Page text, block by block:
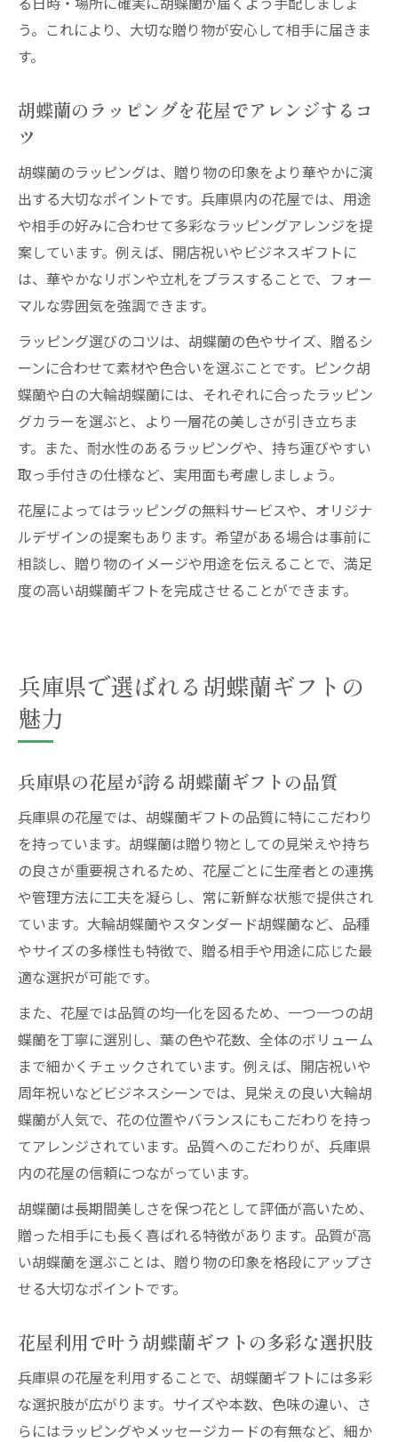
う。これにより、大切な贈り物が安心して相手に届きま
す。
胡蝶蘭のラッピングを花屋でアレンジするコ
ツ
胡蝶蘭のラッピングは、贈り物の印象をより華やかに演
出する大切なポイントです。兵庫県内の花屋では、用途
や相手の好みに合わせて多彩なラッピングアレンジを提
案しています。例えば、開店祝いやビジネスギフトに
は、華やかなリボンや立札をプラスすることで、フォー
マルな雰囲気を強調できます。
ラッピング選びのコツは、胡蝶蘭の色やサイズ、贈るシ
ーンに合わせて素材や色合いを選ぶことです。ピンク胡
蝶蘭や白の大輪胡蝶蘭には、それぞれに合ったラッピン
グカラーを選ぶと、より一層花の美しさが引き立ちま
す。また、耐水性のあるラッピングや、持ち運びやすい
取っ手付きの仕様など、実用面も考慮しましょう。
花屋によってはラッピングの無料サービスや、オリジナ
ルデザインの提案もあります。希望がある場合は事前に
相談し、贈り物のイメージや用途を伝えることで、満足
度の高い胡蝶蘭ギフトを完成させることができます。
兵庫県で選ばれる胡蝶蘭ギフトの
魅力
兵庫県の花屋が誇る胡蝶蘭ギフトの品質
兵庫県の花屋では、胡蝶蘭ギフトの品質に特にこだわり
を持っています。胡蝶蘭は贈り物としての見栄えや持ち
の良さが重要視されるため、花屋ごとに生産者との連携
や管理方法に工夫を凝らし、常に新鮮な状態で提供され
ています。大輪胡蝶蘭やスタンダード胡蝶蘭など、品種
やサイズの多様性も特徴で、贈る相手や用途に応じた最
適な選択が可能です。
また、花屋では品質の均一化を図るため、一つ一つの胡
蝶蘭を丁寧に選別し、葉の色や花数、全体のボリューム
まで細かくチェックされています。例えば、開店祝いや
周年祝いなどビジネスシーンでは、見栄えの良い大輪胡
蝶蘭が人気で、花の位置やバランスにもこだわりを持っ
てアレンジされています。品質へのこだわりが、兵庫県
内の花屋の信頼につながっています。
胡蝶蘭は長期間美しさを保つ花として評価が高いため、
贈った相手にも長く喜ばれる特徴があります。品質が高
い胡蝶蘭を選ぶことは、贈り物の印象を格段にアップさ
せる大切なポイントです。
花屋利用で叶う胡蝶蘭ギフトの多彩な選択肢
兵庫県の花屋を利用することで、胡蝶蘭ギフトには多彩
な選択肢が広がります。サイズや本数、色味の違い、さ
らにはラッピングやメッセージカードの有無など、細か